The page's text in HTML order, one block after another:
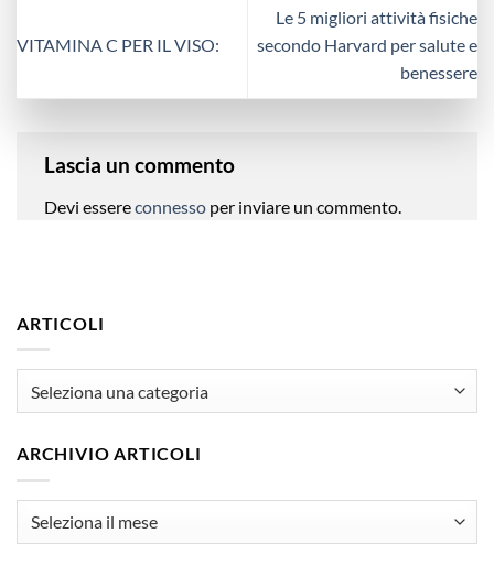
VITAMINA C PER IL VISO:
Le 5 migliori attività fisiche
secondo Harvard per salute e
benessere
Lascia un commento
Devi essereconnesso per inviare un commento.
ARTICOLI
ARCHIVIO ARTICOLI